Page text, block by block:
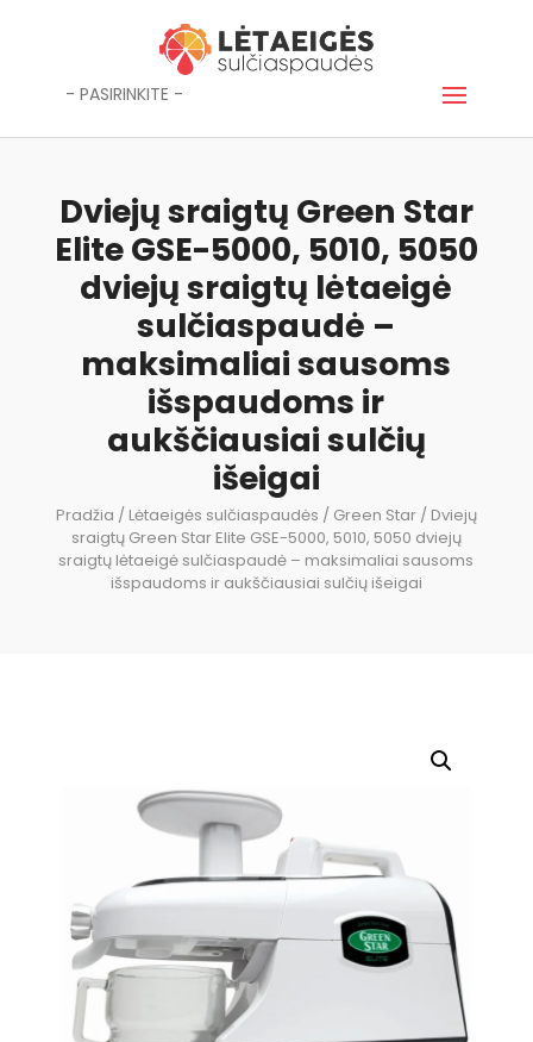
- PASIRINKITE -
Dviejų sraigtų Green Star
Elite GSE-5000, 5010, 5050
dviejų sraigtų lėtaeigė
sulčiaspaudė –
maksimaliai sausoms
išspaudoms ir
aukščiausiai sulčių
išeigai
Pradžia / Lėtaeigės sulčiaspaudės / Green Star/ Dviejų
sraigtų Green Star Elite GSE-5000, 5010, 5050 dviejų
sraigtų lėtaeigė sulčiaspaudė – maksimaliai sausoms
išspaudoms ir aukščiausiai sulčių išeigai